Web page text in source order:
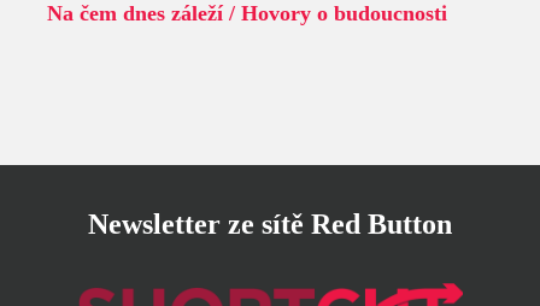
Na čem dnes záleží / Hovory o budoucnosti
Newsletter ze sítě Red Button